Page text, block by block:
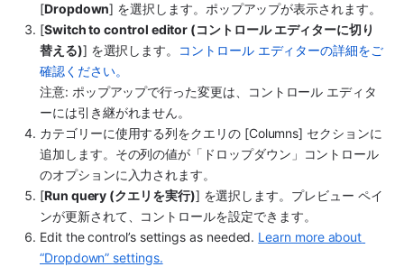
[Dropdown] を選択します。ポップアップが表示されます。
[Switch to control editor (コントロール エディターに切り
替える)] を選択します。
コントロール エディターの詳細をご
確認ください。
注意: ポップアップで行った変更は、コントロール エディタ
ーには引き継がれません。
カテゴリーに使用する列をクエリの [Columns] セクションに
追加します。その列の値が「ドロップダウン」コントロール
のオプションに入力されます。
[Run query (クエリを実行)] を選択します。プレビュー ペイ
ンが更新されて、コントロールを設定できます。
Edit the control’s settings as needed. Learn more about
“Dropdown” settings.